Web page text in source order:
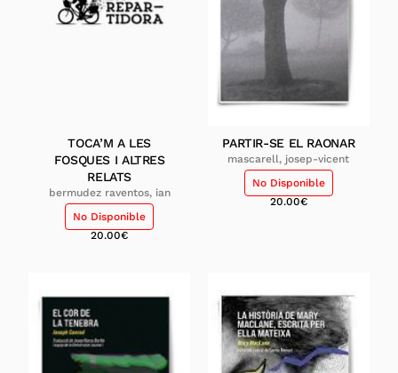
TOCA’M A LES
FOSQUES I ALTRES
RELATS
bermudez raventos, ian
No Disponible
20.00€
PARTIR-SE EL RAONAR
mascarell, josep-vicent
No Disponible
20.00€